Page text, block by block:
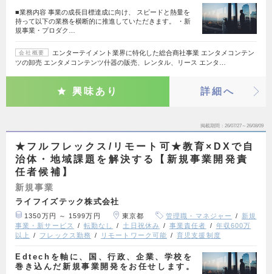
■業務内容 事業の成長目標達成に向け、 スピードと熱量を
持って以下の業務を横断的に推進していただきます。 ・新
規事業・プロダク…
会社概要
エンターテイメント業界に特化した総合商社事業 エンタメコンテン
ツの卸売 エンタメコンテンツ什器の販売、レンタル、リース エンタ…
興味あり 詳細へ
掲載期間 26/07/27～26/08/09
★フルフレックス/リモート可★教育×DXで自
治体・地域課題を解決する【新規事業開発責
任者候補】
新規事業
ライフイズテック株式会社
1350万円 ～ 1599万円 東京都 管理職・マネジャー
新規
事業・新サービス
転勤なし 土日祝休み 事業責任者
年収600万
以上
フレックス勤務 リモートワーク可能 育児支援制度
Edtechを軸に、国、行政、企業、学校を
巻き込んだ新規事業開発をお任せします。